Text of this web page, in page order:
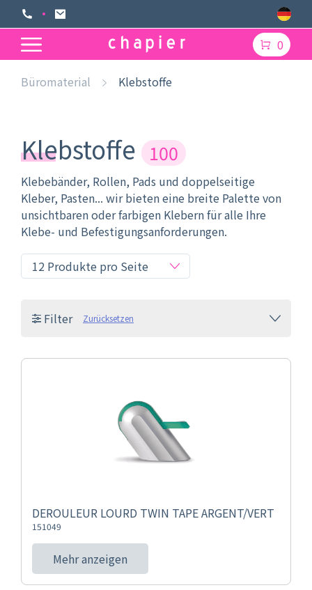
0
Büromaterial Klebstoffe
Klebstoffe 100
Klebebänder, Rollen, Pads und doppelseitige
Kleber, Pasten... wir bieten eine breite Palette von
unsichtbaren oder farbigen Klebern für alle Ihre
Klebe- und Befestigungsanforderungen.
Filter Zurücksetzen
DEROULEUR LOURD TWIN TAPE ARGENT/VERT
151049
Mehr anzeigen